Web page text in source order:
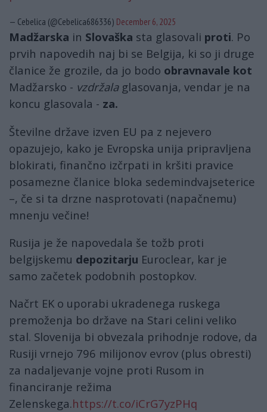
— Cebelica (@Cebelica686336) December 6, 2025
Madžarska in Slovaška sta glasovali proti. Po
prvih napovedih naj bi se Belgija, ki so ji druge
članice že grozile, da jo bodo obravnavale kot
Madžarsko - vzdržala glasovanja, vendar je na
koncu glasovala - za.
Številne države izven EU pa z nejevero
opazujejo, kako je Evropska unija pripravljena
blokirati, finančno izčrpati in kršiti pravice
posamezne članice bloka sedemindvajseterice
–, če si ta drzne nasprotovati (napačnemu)
mnenju večine!
Rusija je že napovedala še tožb proti
belgijskemu depozitarju Euroclear, kar je
samo začetek podobnih postopkov.
Načrt EK o uporabi ukradenega ruskega
premoženja bo države na Stari celini veliko
stal. Slovenija bi obvezala prihodnje rodove, da
Rusiji vrnejo 796 milijonov evrov (plus obresti)
za nadaljevanje vojne proti Rusom in
financiranje režima
Zelenskega.https://t.co/iCrG7yzPHq